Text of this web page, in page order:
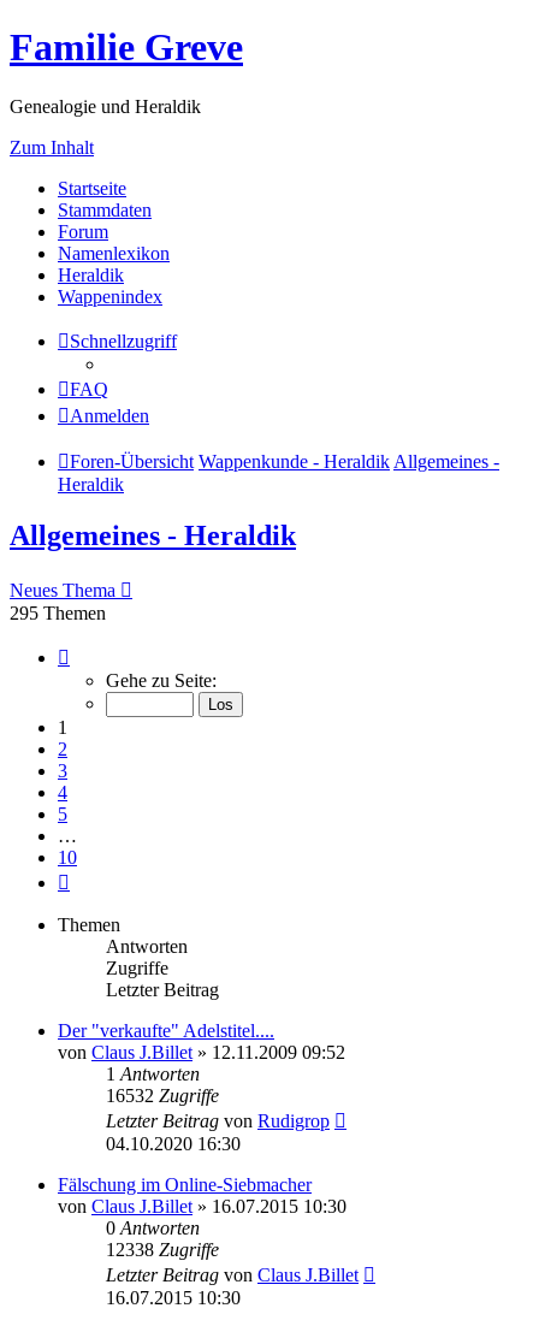
Familie Greve
Genealogie und Heraldik
Zum Inhalt
Startseite
Stammdaten
Forum
Namenlexikon
Heraldik
Wappenindex
Schnellzugriff
FAQ
Anmelden
Foren-Übersicht Wappenkunde - Heraldik Allgemeines -
Heraldik
Allgemeines - Heraldik
Neues Thema
295 Themen
von
Gehe zu Seite:
1
2
3
4
5
…
10
Themen
Antworten
Zugriffe
Letzter Beitrag
Der "verkaufte" Adelstitel....
von Claus J.Billet » 12.11.2009 09:52
1 Antworten
16532 Zugriffe
Letzter Beitrag von Rudigrop
04.10.2020 16:30
Fälschung im Online-Siebmacher
von Claus J.Billet » 16.07.2015 10:30
0 Antworten
12338 Zugriffe
Letzter Beitrag von Claus J.Billet
16.07.2015 10:30